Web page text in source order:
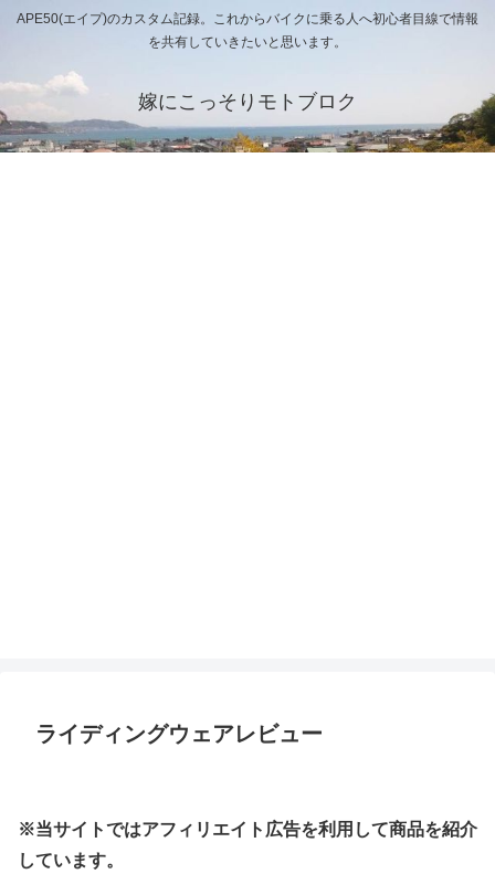
APE50(エイプ)のカスタム記録。これからバイクに乗る人へ初心者目線で情報
を共有していきたいと思います。
嫁にこっそりモトブロク
ライディングウェアレビュー
※当サイトではアフィリエイト広告を利用して商品を紹介
しています。